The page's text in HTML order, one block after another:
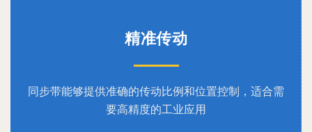
精准传动
同步带能够提供准确的传动比例和位置控制，适合需
要高精度的工业应用